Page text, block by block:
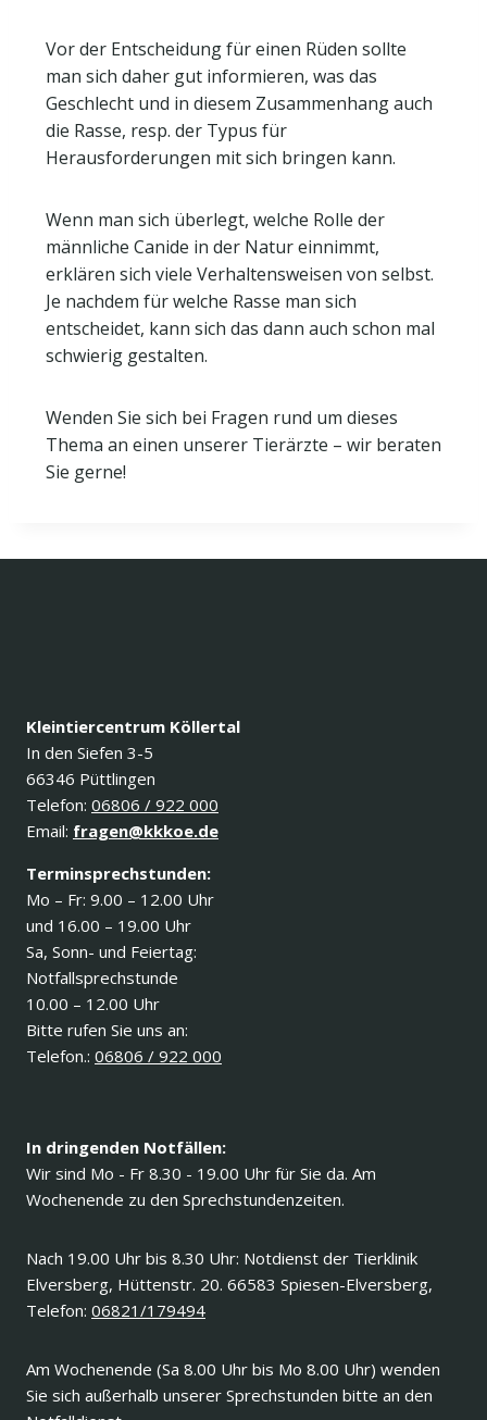
Vor der Entscheidung für einen Rüden sollte
man sich daher gut informieren, was das
Geschlecht und in diesem Zusammenhang auch
die Rasse, resp. der Typus für
Herausforderungen mit sich bringen kann.
Wenn man sich überlegt, welche Rolle der
männliche Canide in der Natur einnimmt,
erklären sich viele Verhaltensweisen von selbst.
Je nachdem für welche Rasse man sich
entscheidet, kann sich das dann auch schon mal
schwierig gestalten.
Wenden Sie sich bei Fragen rund um dieses
Thema an einen unserer Tierärzte – wir beraten
Sie gerne!
Kleintiercentrum Köllertal
In den Siefen 3-5
66346 Püttlingen
Telefon: 06806 / 922 000
Email: fragen@kkkoe.de
Terminsprechstunden:
Mo – Fr: 9.00 – 12.00 Uhr
und 16.00 – 19.00 Uhr
Sa, Sonn- und Feiertag:
Notfallsprechstunde
10.00 – 12.00 Uhr
Bitte rufen Sie uns an:
Telefon.: 06806 / 922 000
In dringenden Notfällen:
Wir sind Mo - Fr 8.30 - 19.00 Uhr für Sie da. Am
Wochenende zu den Sprechstundenzeiten.
Nach 19.00 Uhr bis 8.30 Uhr: Notdienst der Tierklinik
Elversberg, Hüttenstr. 20. 66583 Spiesen-Elversberg,
Telefon: 06821/179494
Am Wochenende (Sa 8.00 Uhr bis Mo 8.00 Uhr) wenden
Sie sich außerhalb unserer Sprechstunden bitte an den